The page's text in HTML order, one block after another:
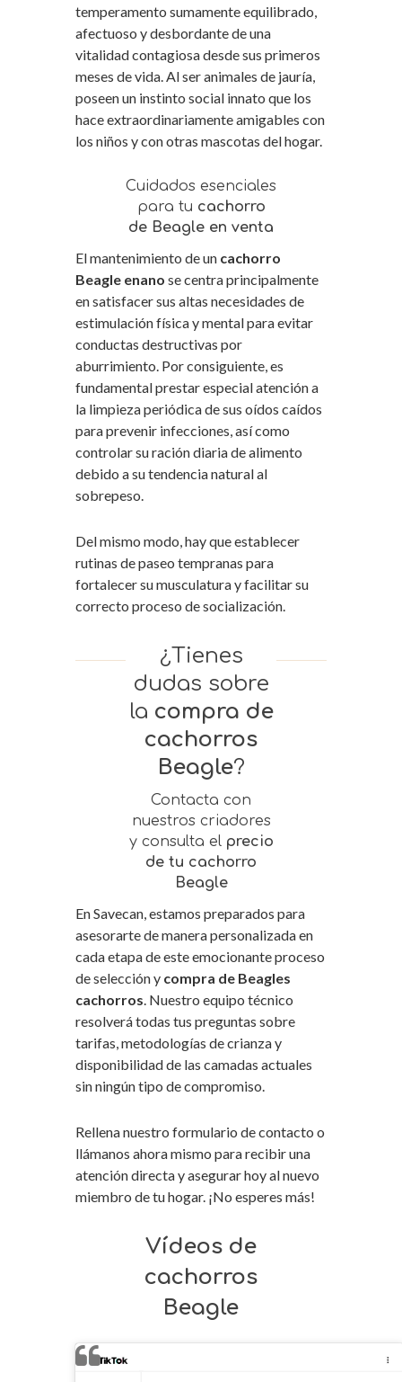
temperamento sumamente equilibrado,
afectuoso y desbordante de una
vitalidad contagiosa desde sus primeros
meses de vida. Al ser animales de jauría,
poseen un instinto social innato que los
hace extraordinariamente amigables con
los niños y con otras mascotas del hogar.
Cuidados esenciales
para tu cachorro
de Beagle en venta
El mantenimiento de un cachorro
Beagle enano se centra principalmente
en satisfacer sus altas necesidades de
estimulación física y mental para evitar
conductas destructivas por
aburrimiento. Por consiguiente, es
fundamental prestar especial atención a
la limpieza periódica de sus oídos caídos
para prevenir infecciones, así como
controlar su ración diaria de alimento
debido a su tendencia natural al
sobrepeso.
Del mismo modo, hay que establecer
rutinas de paseo tempranas para
fortalecer su musculatura y facilitar su
correcto proceso de socialización.
¿Tienes
dudas sobre
la compra de
cachorros
Beagle?
Contacta con
nuestros criadores
y consulta el precio
de tu cachorro
Beagle
En Savecan, estamos preparados para
asesorarte de manera personalizada en
cada etapa de este emocionante proceso
de selección y compra de Beagles
cachorros . Nuestro equipo técnico
resolverá todas tus preguntas sobre
tarifas, metodologías de crianza y
disponibilidad de las camadas actuales
sin ningún tipo de compromiso.
Rellena nuestro formulario de contacto o
llámanos ahora mismo para recibir una
atención directa y asegurar hoy al nuevo
miembro de tu hogar. ¡No esperes más!
Vídeos de
cachorros
Beagle